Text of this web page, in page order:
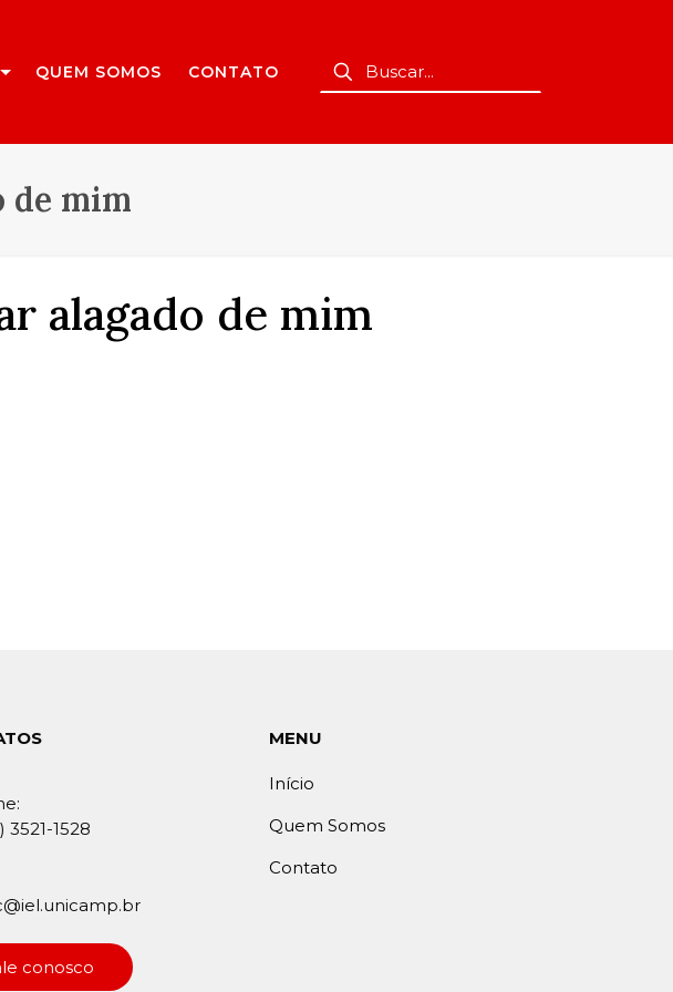
QUEM SOMOS CONTATO
de mim
alagado de mim
3521-1528
conosco
MENU
Início
Quem Somos
Contato